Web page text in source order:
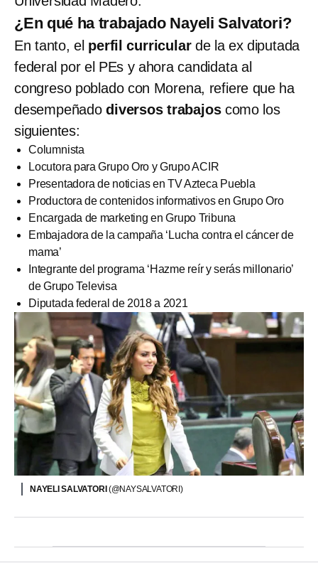
¿En qué ha trabajado Nayeli Salvatori?
En tanto, el perfil curricularde la ex diputada
federal por el PEs y ahora candidata al
congreso poblado con Morena, refiere que ha
desempeñadodiversos trabajoscomo los
siguientes:
Columnista
Locutora para Grupo Oro y Grupo ACIR
Presentadora de noticias en TV Azteca Puebla
Productora de contenidos informativos en Grupo Oro
Encargada de marketing en Grupo Tribuna
Embajadora de la campaña ‘Lucha contra el cáncer de
mama’
Integrante del programa ‘Hazme reír y serás millonario’
de Grupo Televisa
Diputada federal de 2018 a 2021
NAYELI SALVATORI (@NAYSALVATORI)